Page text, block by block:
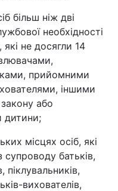
більш ніж дві
необхідності
не досягли 14
прийомними
іншими
або
дитини;
місцях осіб, які
супроводу батьків,
піклувальників,
вихователів,